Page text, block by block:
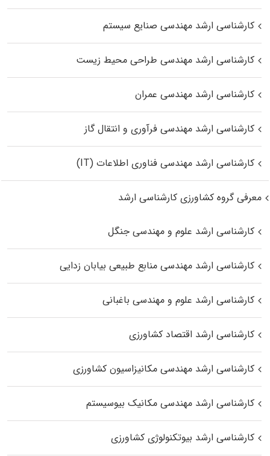
کارشناسی ارشد مهندسی صنایع سیستم
کارشناسی ارشد مهندسی طراحی محیط زیست
کارشناسی ارشد مهندسی عمران
کارشناسی ارشد مهندسی فرآوری و انتقال گاز
کارشناسی ارشد مهندسی فناوری اطلاعات (IT)
معرفی گروه کشاورزی کارشناسی ارشد
کارشناسی ارشد علوم و مهندسی جنگل
کارشناسی ارشد مهندسی منابع طبیعی بیابان زدایی
کارشناسی ارشد علوم و مهندسی باغبانی
کارشناسی ارشد اقتصاد کشاورزی
کارشناسی ارشد مهندسی مکانیزاسیون کشاورزی
کارشناسی ارشد مهندسی مکانیک بیوسیستم
کارشناسی ارشد بیوتکنولوژی کشاورزی